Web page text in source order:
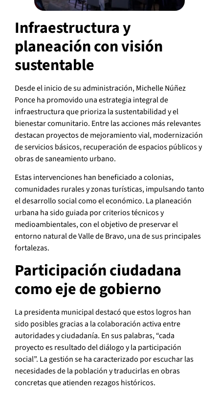
Infraestructura y
planeación con visión
sustentable
Desde el inicio de su administración, Michelle Núñez
Ponce ha promovido una estrategia integral de
infraestructura que prioriza la sustentabilidad y el
bienestar comunitario. Entre las acciones más relevantes
destacan proyectos de mejoramiento vial, modernización
de servicios básicos, recuperación de espacios públicos y
obras de saneamiento urbano.
Estas intervenciones han beneficiado a colonias,
comunidades rurales y zonas turísticas, impulsando tanto
el desarrollo social como el económico. La planeación
urbana ha sido guiada por criterios técnicos y
medioambientales, con el objetivo de preservar el
entorno natural de Valle de Bravo, una de sus principales
fortalezas.
Participación ciudadana
como eje de gobierno
La presidenta municipal destacó que estos logros han
sido posibles gracias a la colaboración activa entre
autoridades y ciudadanía. En sus palabras, “cada
proyecto es resultado del diálogo y la participación
social”. La gestión se ha caracterizado por escuchar las
necesidades de la población y traducirlas en obras
concretas que atienden rezagos históricos.